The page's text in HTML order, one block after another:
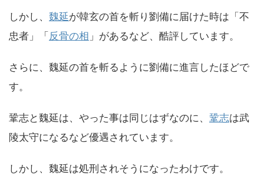
しかし、 魏延が韓玄の首を斬り劉備に届けた時は「不
忠者」「 反骨の相 」があるなど、酷評しています。
さらに、魏延の首を斬るように劉備に進言したほどで
す。
鞏志と魏延は、やった事は同じはずなのに、 鞏志は武
陵太守になるなど優遇されています。
しかし、魏延は処刑されそうになったわけです。